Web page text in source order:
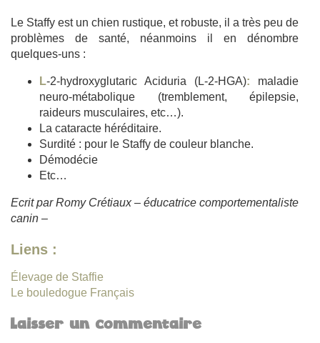
Le Staffy est un chien rustique, et robuste, il a très peu de
problèmes de santé, néanmoins il en dénombre
quelques-uns :
L-2-hydroxyglutaric Aciduria (L-2-HGA): maladie
neuro-métabolique (tremblement, épilepsie,
raideurs musculaires, etc…).
La cataracte héréditaire.
Surdité : pour le Staffy de couleur blanche.
Démodécie
Etc…
Ecrit par Romy Crétiaux – éducatrice comportementaliste
canin –
Liens :
Élevage de Staffie
Le bouledogue Français
Laisser un commentaire